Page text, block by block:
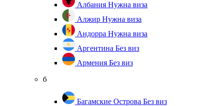
Албания Нужна виза
Алжир Нужна виза
Андорра Нужна виза
Аргентина Без виз
Армения Без виз
б
Багамские Острова Без виз